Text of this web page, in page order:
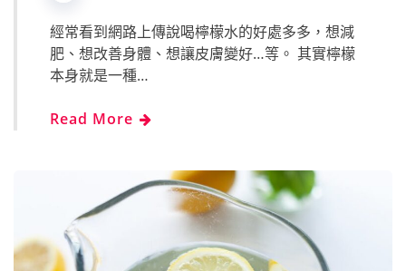
經常看到網路上傳說喝檸檬水的好處多多，想減
肥、想改善身體、想讓皮膚變好…等。 其實檸檬
本身就是一種…
Read More